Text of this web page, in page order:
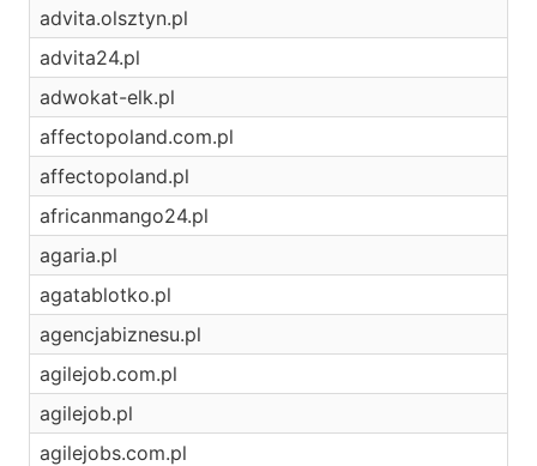
advita.olsztyn.pl
advita24.pl
adwokat-elk.pl
affectopoland.com.pl
affectopoland.pl
africanmango24.pl
agaria.pl
agatablotko.pl
agencjabiznesu.pl
agilejob.com.pl
agilejob.pl
agilejobs.com.pl